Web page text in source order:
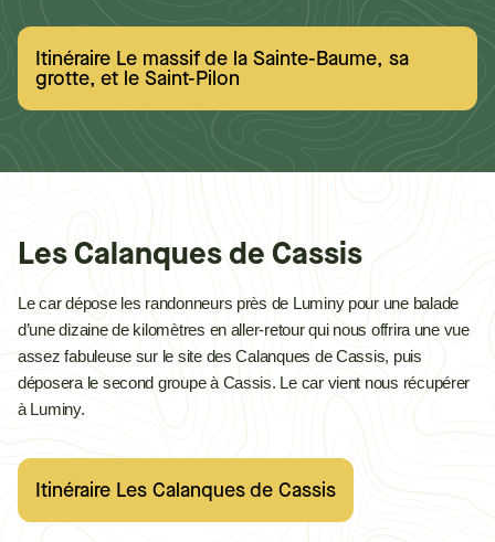
Itinéraire Le massif de la Sainte-Baume, sa
grotte, et le Saint-Pilon
Les Calanques de Cassis
Le car dépose les randonneurs près de Luminy pour une balade
d’une dizaine de kilomètres en aller-retour qui nous offrira une vue
assez fabuleuse sur le site des Calanques de Cassis, puis
déposera le second groupe à Cassis. Le car vient nous récupérer
à Luminy.
Itinéraire Les Calanques de Cassis